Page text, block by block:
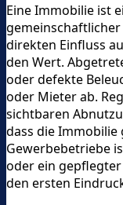
Eine Immobilie ist
direkten Einfluss
den Wert.
oder defekte
oder Mieter ab.
sichtbaren
dass die
Gewerbebetriebe
oder ein
den ersten